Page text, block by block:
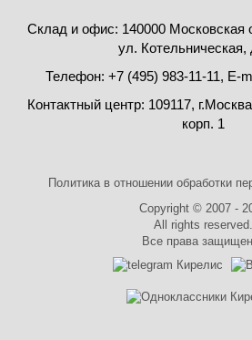
Склад и офис: 140000 Московская
ул. Котельническая,
Телефон: +7 (495) 983-11-11, Е-
Контактный центр: 109117,
корп. 1
Политика в отношении обработки
Copyright © 2007 -
All rights reserved.
Все права